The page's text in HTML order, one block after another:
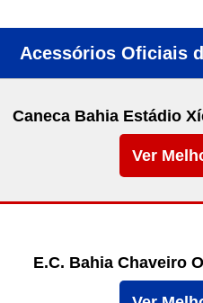
Acessórios Oficiais
Caneca Bahia Estádio
Ver
E.C. Bahia Chaveiro